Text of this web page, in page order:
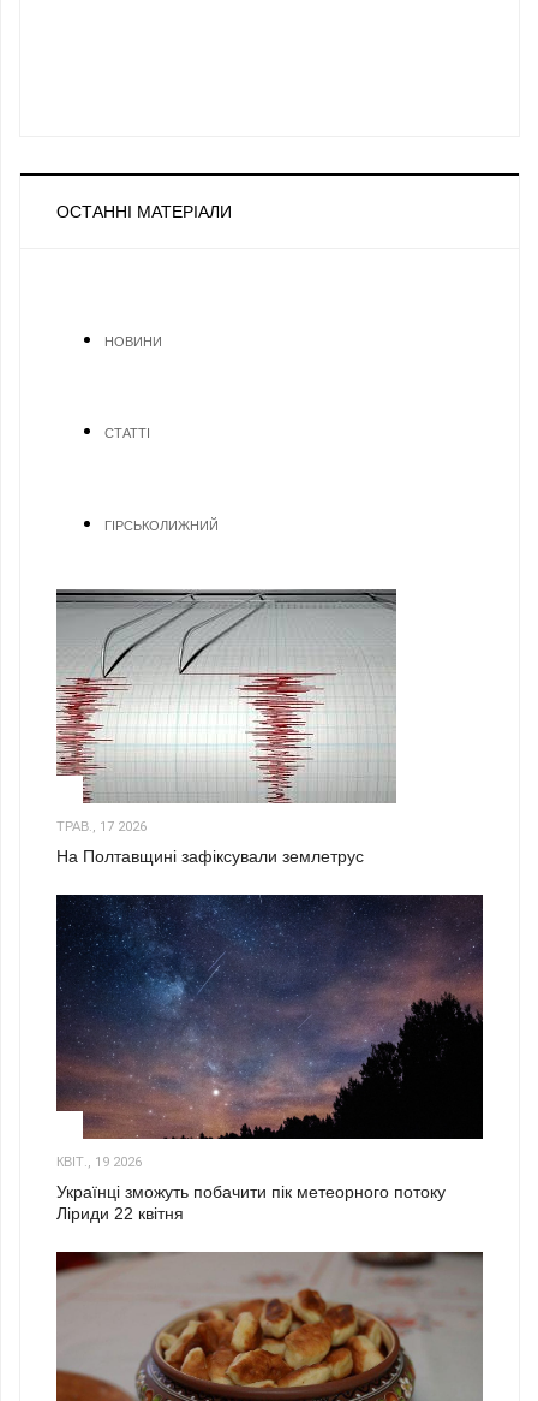
ОСТАННІ МАТЕРІАЛИ
НОВИНИ
СТАТТІ
ГІРСЬКОЛИЖНИЙ
ТРАВ., 17 2026
На Полтавщині зафіксували землетрус
КВІТ., 19 2026
Українці зможуть побачити пік метеорного потоку
Ліриди 22 квітня